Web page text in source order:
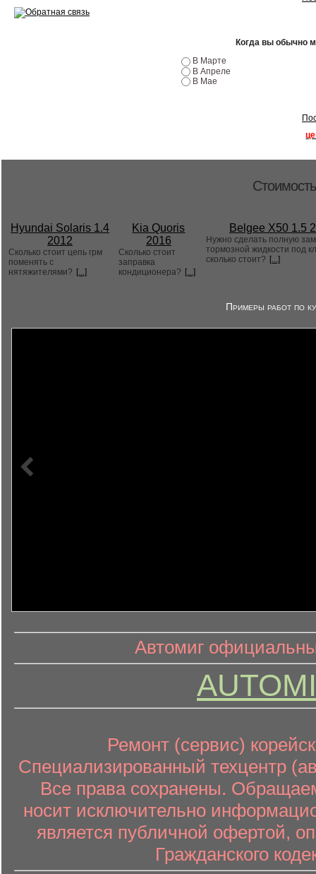
Когда вы обычно
В Марте
В Апреле
В Мае
Hyundai Solaris 1.4
2012
Сколько стоит цепь грм
поменять с
нятяжителями? [...]
Kia Quoris
2016
Сколько стоит
заправка
кондиционера? [...]
Belgee X50 1.5
Нужно сделать полную
тормозной жидкости под
сколько стоит? [...]
Примеры работ по
информационный контент
Автомиг
Ремонт (сервис)
Специализированный техцентр
Все права сохранены.
носит исключительно
является публичной офертой,
Гражданского